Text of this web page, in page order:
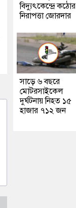
বিদ্যুৎকেন্দ্রে কঠোর
নিরাপত্তা জোরদার
সাড়ে ৬ বছরে
মোটরসাইকেল
দুর্ঘটনায় নিহত ১৫
হাজার ৭১২ জন